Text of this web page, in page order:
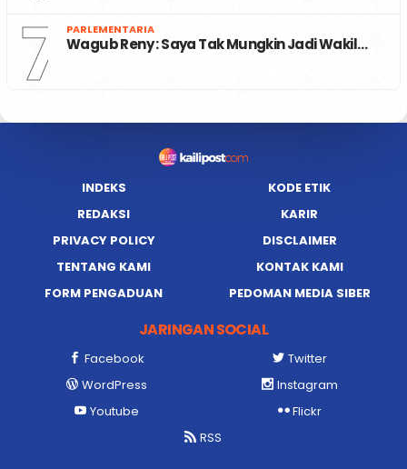
7 PARLEMENTARIA
Wagub Reny : Saya Tak Mungkin Jadi Wakil…
INDEKS
KODE ETIK
REDAKSI
KARIR
PRIVACY POLICY
DISCLAIMER
TENTANG KAMI
KONTAK KAMI
FORM PENGADUAN
PEDOMAN MEDIA SIBER
JARINGAN SOCIAL
Facebook
Twitter
WordPress
Instagram
Youtube
Flickr
RSS